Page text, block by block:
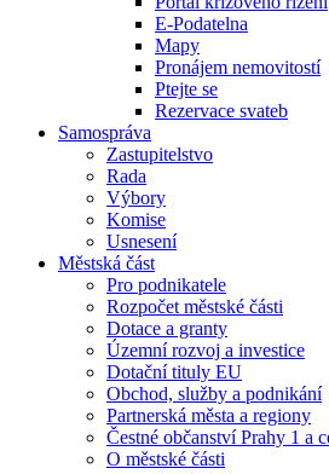
E-Podatelna
Mapy
Pronájem nemovitostí
Ptejte se
Rezervace svateb
Samospráva
Zastupitelstvo
Rada
Výbory
Komise
Usnesení
Městská část
Pro podnikatele
Rozpočet městské části
Dotace a granty
Územní rozvoj a investice
Dotační tituly EU
Obchod, služby a podnikání
Partnerská města a regiony
Čestné občanství Prahy 1 a
O městské části